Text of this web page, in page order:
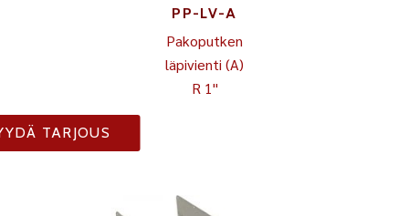
PP-LV-A
Pakoputken
läpivienti (A)
R 1"
TARJOUS